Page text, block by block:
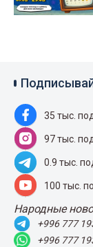
35 тыс.
97 тыс.
0.9 тыс.
100 тыс.
Народные
+996 777
+996 777